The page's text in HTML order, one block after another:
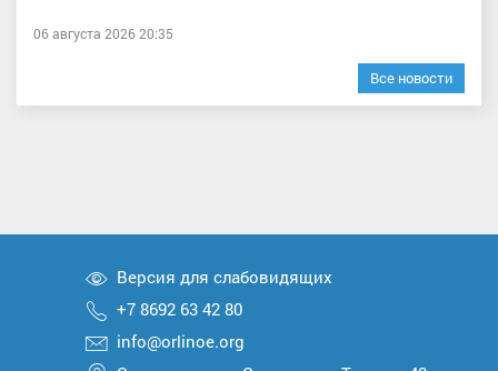
06 августа 2026 20:35
Все новости
Версия для слабовидящих
+7 8692 63 42 80
info@orlinoe.org